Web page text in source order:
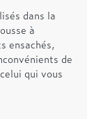
dans la
à
ensachés,
de
qui vous